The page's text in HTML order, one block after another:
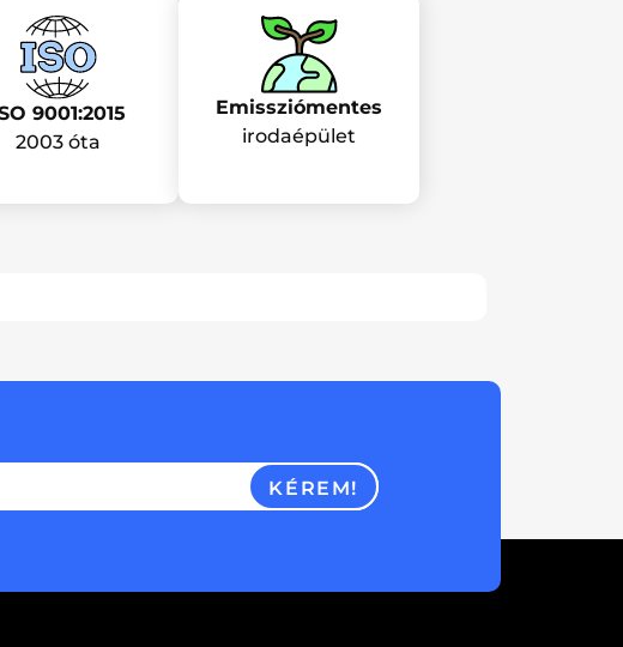
9001:2015
2003 óta
Emissziómentes
irodaépület
KÉREM!